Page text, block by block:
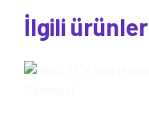
İlgili ürünler